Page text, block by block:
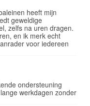
heeft mijn
geweldige
zelfs na uren dragen.
en ik merk echt
voor iedereen
ondersteuning
werkdagen zonder